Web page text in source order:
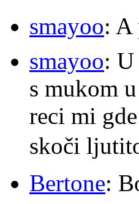
smayoo: A
smayoo:
s mukom
reci mi
skoči
Bertone: